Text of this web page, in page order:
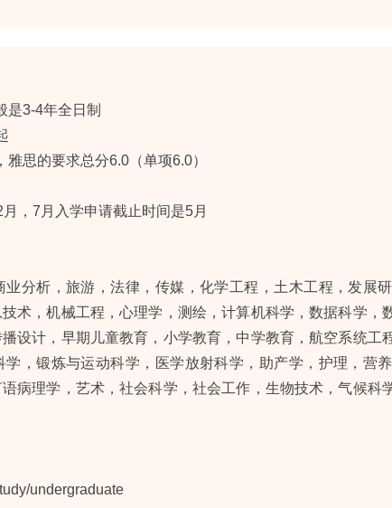
是3-4年全日制
思的要求总分6.0（单项6.0）
，7月入学申请截止时间是5月
分析，旅游，法律，传媒，化学工程，土木工程，发展
术，机械工程，心理学，测绘，计算机科学，数据科学，
设计，早期儿童教育，小学教育，中学教育，航空系统工
，锻炼与运动科学，医学放射科学，助产学，护理，营
病理学，艺术，社会科学，社会工作，生物技术，气候科
undergraduate